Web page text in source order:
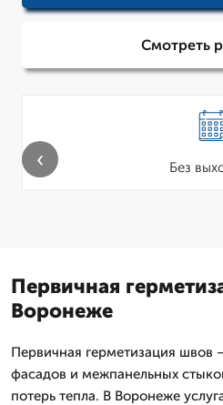
Смотреть
Без
‹
Первичная
Воронеже
Первичная герметизация швов
фасадов и межпанельных
потерь тепла. В Воронеже